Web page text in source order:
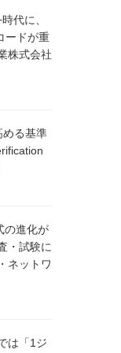
代に、
ードが重
株式会社
める基準
の進化が
・試験に
ネットワ
は「1ジ